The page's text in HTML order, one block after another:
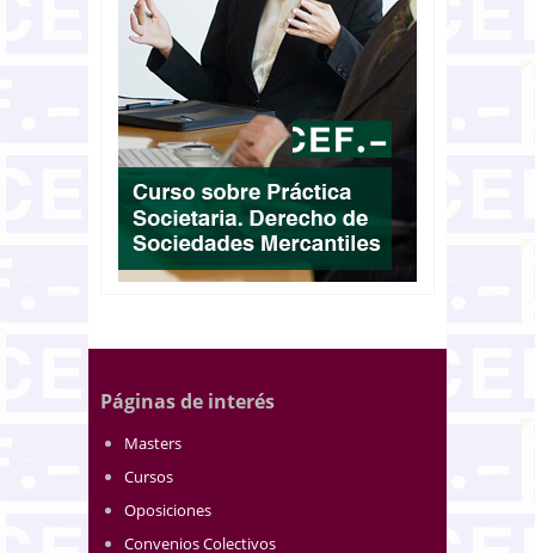
Páginas de interés
Masters
Cursos
Oposiciones
Convenios Colectivos